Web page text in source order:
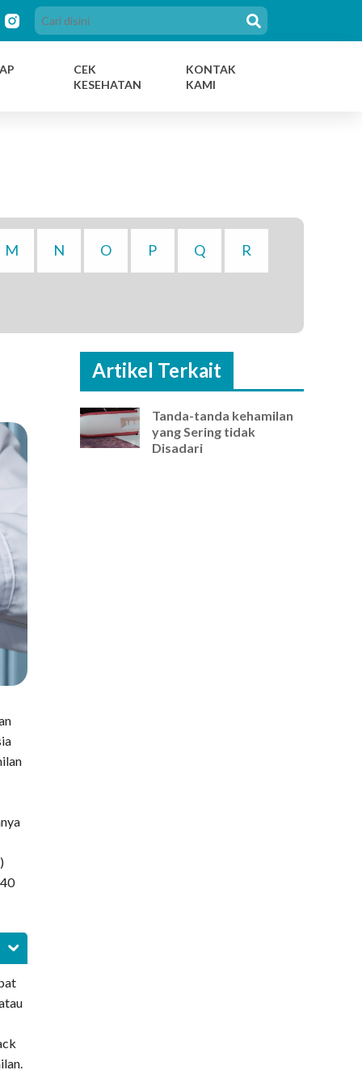
CEK
KESEHATAN
KONTAK
KAMI
M N O P Q R
Artikel Terkait
Tanda-tanda kehamilan
yang Sering tidak
Disadari